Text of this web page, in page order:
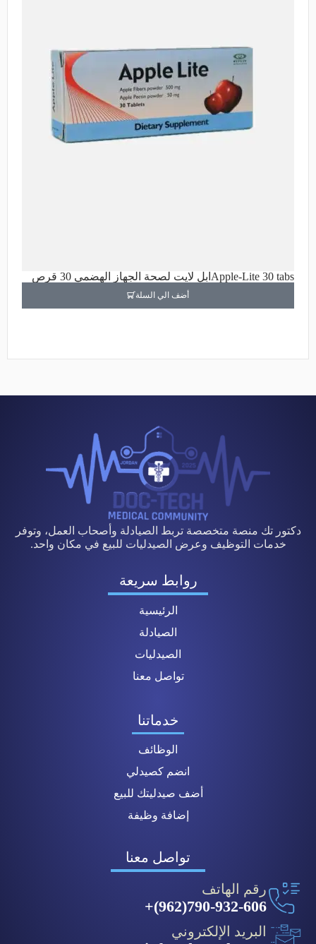
Apple-Lite 30 tabsابل لايت لصحة الجهاز الهضمي 30 قرص
أضف الي السلة
دكتور تك منصة متخصصة تربط الصيادلة وأصحاب العمل، وتوفر
خدمات التوظيف وعرض الصيدليات للبيع في مكان واحد.
روابط سريعة
الرئيسية
الصيادلة
الصيدليات
تواصل معنا
خدماتنا
الوظائف
انضم كصيدلي
أضف صيدليتك للبيع
إضافة وظيفة
تواصل معنا
رقم الهاتف
790-932-606(962)+
البريد الإلكتروني